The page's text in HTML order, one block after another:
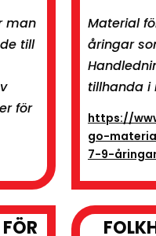
man
till
för
Material
åringar
tillhanda i
https://
go-
7-9-